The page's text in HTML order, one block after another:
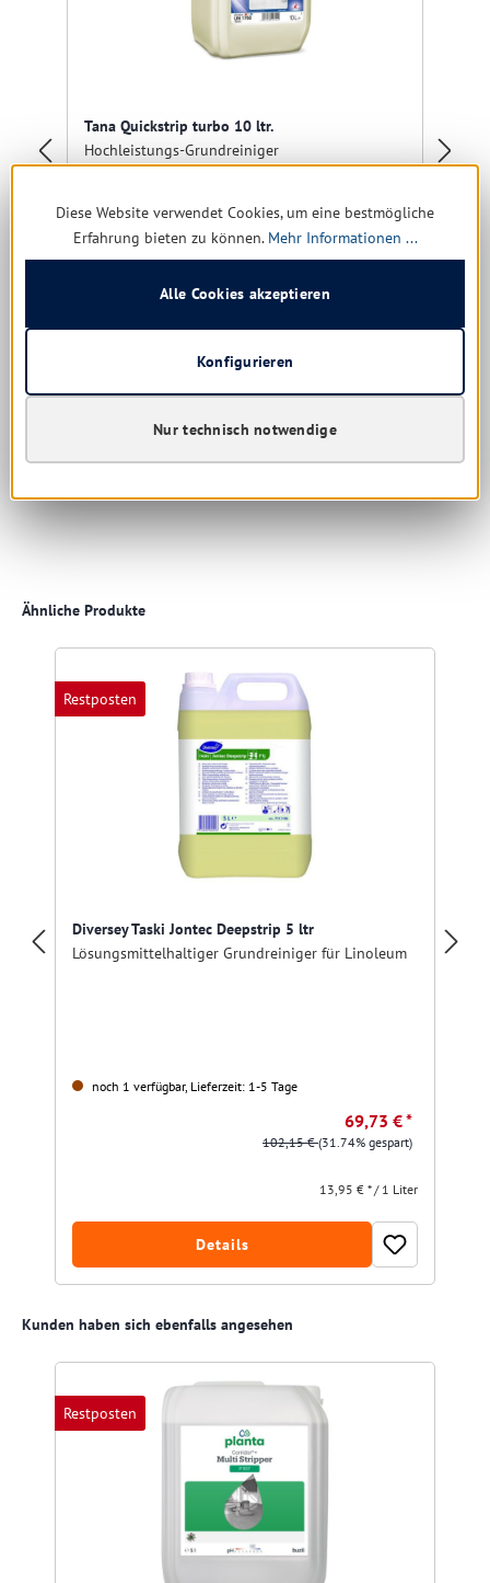
Tana Quickstrip turbo 10 ltr.
Hochleistungs-Grundreiniger
Nur für Gewerbe
65,80 € *
6,58 € * / 1 Liter
Produktgalerie überspringen
Ähnliche Produkte
Restposten
Diversey Taski Jontec Deepstrip 5 ltr
Lösungsmittelhaltiger Grundreiniger für Linoleum
noch 1 verfügbar, Lieferzeit: 1-5 Tage
69,73 € *
102,15 €(31.74% gespart)
13,95 € * / 1 Liter
Details
Produktgalerie überspringen
Kunden haben sich ebenfalls angesehen
Restposten
Diese Website verwendet Cookies, um eine bestmögliche
Erfahrung bieten zu können. Mehr Informationen ...
Nur technisch notwendige
Konfigurieren
Alle Cookies akzeptieren